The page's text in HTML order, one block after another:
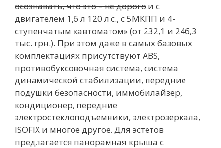
осознавать, что это – не дорого и с
двигателем 1,6 л 120 л.с., с 5МКПП и 4-
ступенчатым «автоматом» (от 232,1 и 246,3
тыс. грн.). При этом даже в самых базовых
комплектациях присутствуют ABS,
противобуксовочная система, система
динамической стабилизации, передние
подушки безопасности, иммобилайзер,
кондиционер, передние
электростеклоподъемники, электрозеркала,
ISOFIX и многое другое. Для эстетов
предлагается панорамная крыша с